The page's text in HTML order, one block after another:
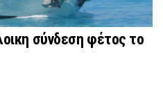
σύνδεση φέτος το